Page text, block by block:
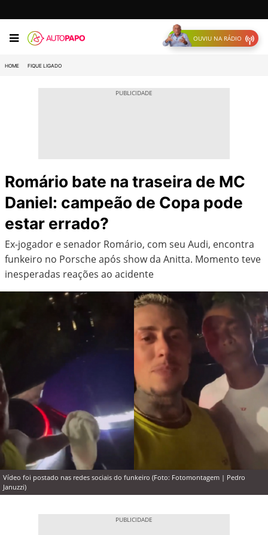
OUVIU NA RÁDIO
HOME FIQUE LIGADO
Romário bate na traseira de MC
Daniel: campeão de Copa pode
estar errado?
Ex-jogador e senador Romário, com seu Audi, encontra
funkeiro no Porsche após show da Anitta. Momento teve
inesperadas reações ao acidente
Vídeo foi postado nas redes sociais do funkeiro (Foto: Fotomontagem | Pedro
Januzzi)